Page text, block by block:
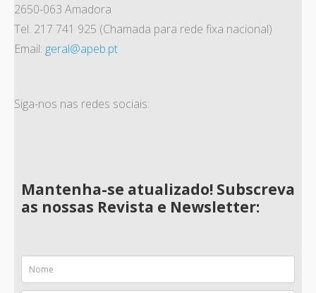
2650-063 Amadora
Tel. 217 741 925 (Chamada para rede fixa nacional)
Email: geral@apeb.pt
Siga-nos nas redes sociais:
Mantenha-se atualizado! Subscreva
as nossas Revista e Newsletter: